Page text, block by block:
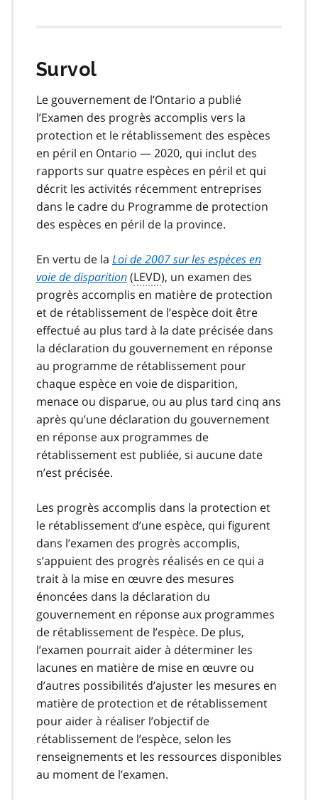
Survol
Le gouvernement de l’Ontario a publié
l’Examen des progrès accomplis vers la
protection et le rétablissement des espèces
en péril en Ontario — 2020, qui inclut des
rapports sur quatre espèces en péril et qui
décrit les activités récemment entreprises
dans le cadre du Programme de protection
des espèces en péril de la province.
En vertu de la Loi de 2007 sur les espèces en
voie de disparition(LEVD), un examen des
progrès accomplis en matière de protection
et de rétablissement de l’espèce doit être
effectué au plus tard à la date précisée dans
la déclaration du gouvernement en réponse
au programme de rétablissement pour
chaque espèce en voie de disparition,
menace ou disparue, ou au plus tard cinq ans
après qu’une déclaration du gouvernement
en réponse aux programmes de
rétablissement est publiée, si aucune date
n’est précisée.
Les progrès accomplis dans la protection et
le rétablissement d’une espèce, qui figurent
dans l’examen des progrès accomplis,
s’appuient des progrès réalisés en ce qui a
trait à la mise en œuvre des mesures
énoncées dans la déclaration du
gouvernement en réponse aux programmes
de rétablissement de l’espèce. De plus,
l’examen pourrait aider à déterminer les
lacunes en matière de mise en œuvre ou
d’autres possibilités d’ajuster les mesures en
matière de protection et de rétablissement
pour aider à réaliser l’objectif de
rétablissement de l’espèce, selon les
renseignements et les ressources disponibles
au moment de l’examen.